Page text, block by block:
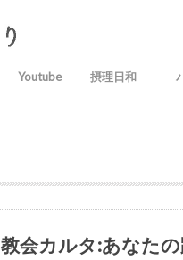
Youtube 摂理日和
教会カルタ:あなた